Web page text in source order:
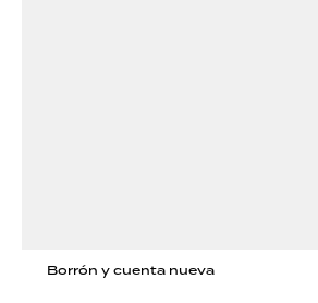
Borrón y cuenta nueva